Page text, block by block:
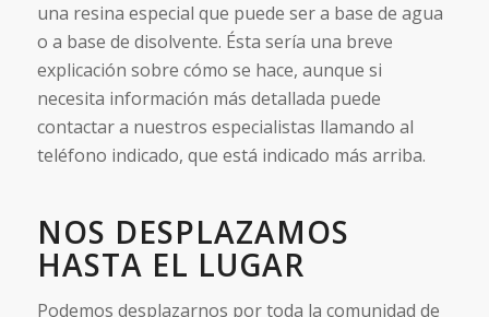
una resina especial que puede ser a base de agua
o a base de disolvente. Ésta sería una breve
explicación sobre cómo se hace, aunque si
necesita información más detallada puede
contactar a nuestros especialistas llamando al
teléfono indicado, que está indicado más arriba.
NOS DESPLAZAMOS
HASTA EL LUGAR
Podemos desplazarnos por toda la comunidad de